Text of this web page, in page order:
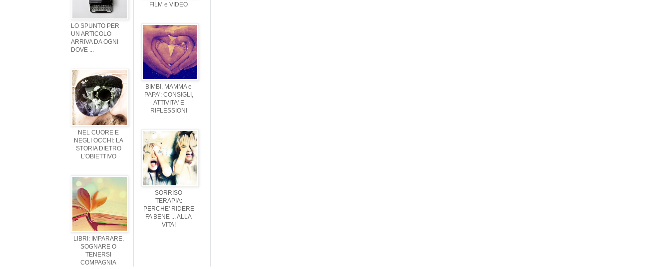
LO SPUNTO PER
UN ARTICOLO
ARRIVA DA OGNI
DOVE ...
NEL CUORE E
NEGLI OCCHI: LA
STORIA DIETRO
L'OBIETTIVO
LIBRI: IMPARARE,
SOGNARE O
TENERSI
COMPAGNIA
FILM e VIDEO
BIMBI, MAMMA e
PAPA': CONSIGLI,
ATTIVITA' E
RIFLESSIONI
SORRISO
TERAPIA:
PERCHE' RIDERE
FA BENE ... ALLA
VITA!